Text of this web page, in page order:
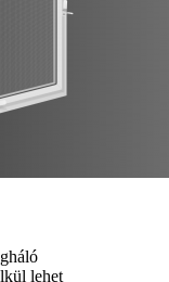
lehet